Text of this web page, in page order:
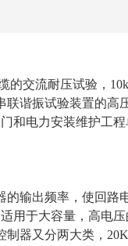
的交流耐压试验，
谐振试验装置的高
和电力安装维护工
输出频率，使回路
于大容量，高电压
器又分两大类，